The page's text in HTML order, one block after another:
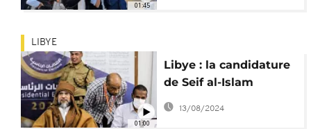
01:45
01:00
LIBYE
Libye : la candidature
de Seif al-Islam
Kadhafi validée
13/08/2024